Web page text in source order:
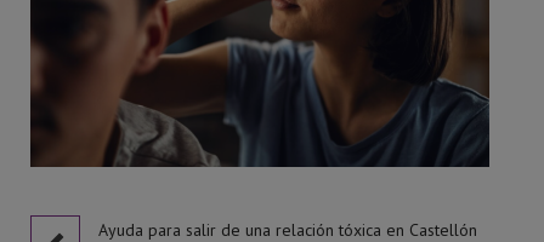
Ayuda para salir de una relación tóxica en Castellón